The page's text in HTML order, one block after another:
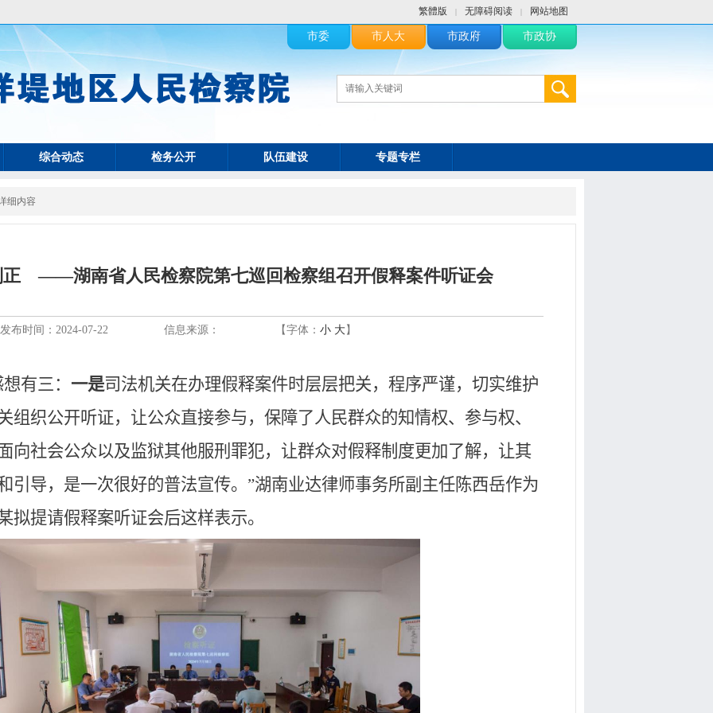
繁體版 | 无障碍阅读 | 网站地图
市委 市人大 市政府 市政协
综合动态 检务公开 队伍建设 专题专栏
细内容
——湖南省人民检察院第七巡回检察组召开假释案件听证会
发布时间：2024-07-22 信息来源： 【字体： 小 大 】
有三： 一是司法机关在办理假释案件时层层把关，程序严谨，切实维护
组织公开听证，让公众直接参与，保障了人民群众的知情权、参与权、
向社会公众以及监狱其他服刑罪犯，让群众对假释制度更加了解，让其
引导，是一次很好的普法宣传。”湖南业达律师事务所副主任陈西岳作为
拟提请假释案听证会后这样表示。